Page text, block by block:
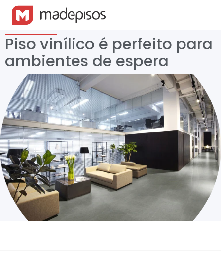
Piso vinílico é perfeito para
ambientes de espera